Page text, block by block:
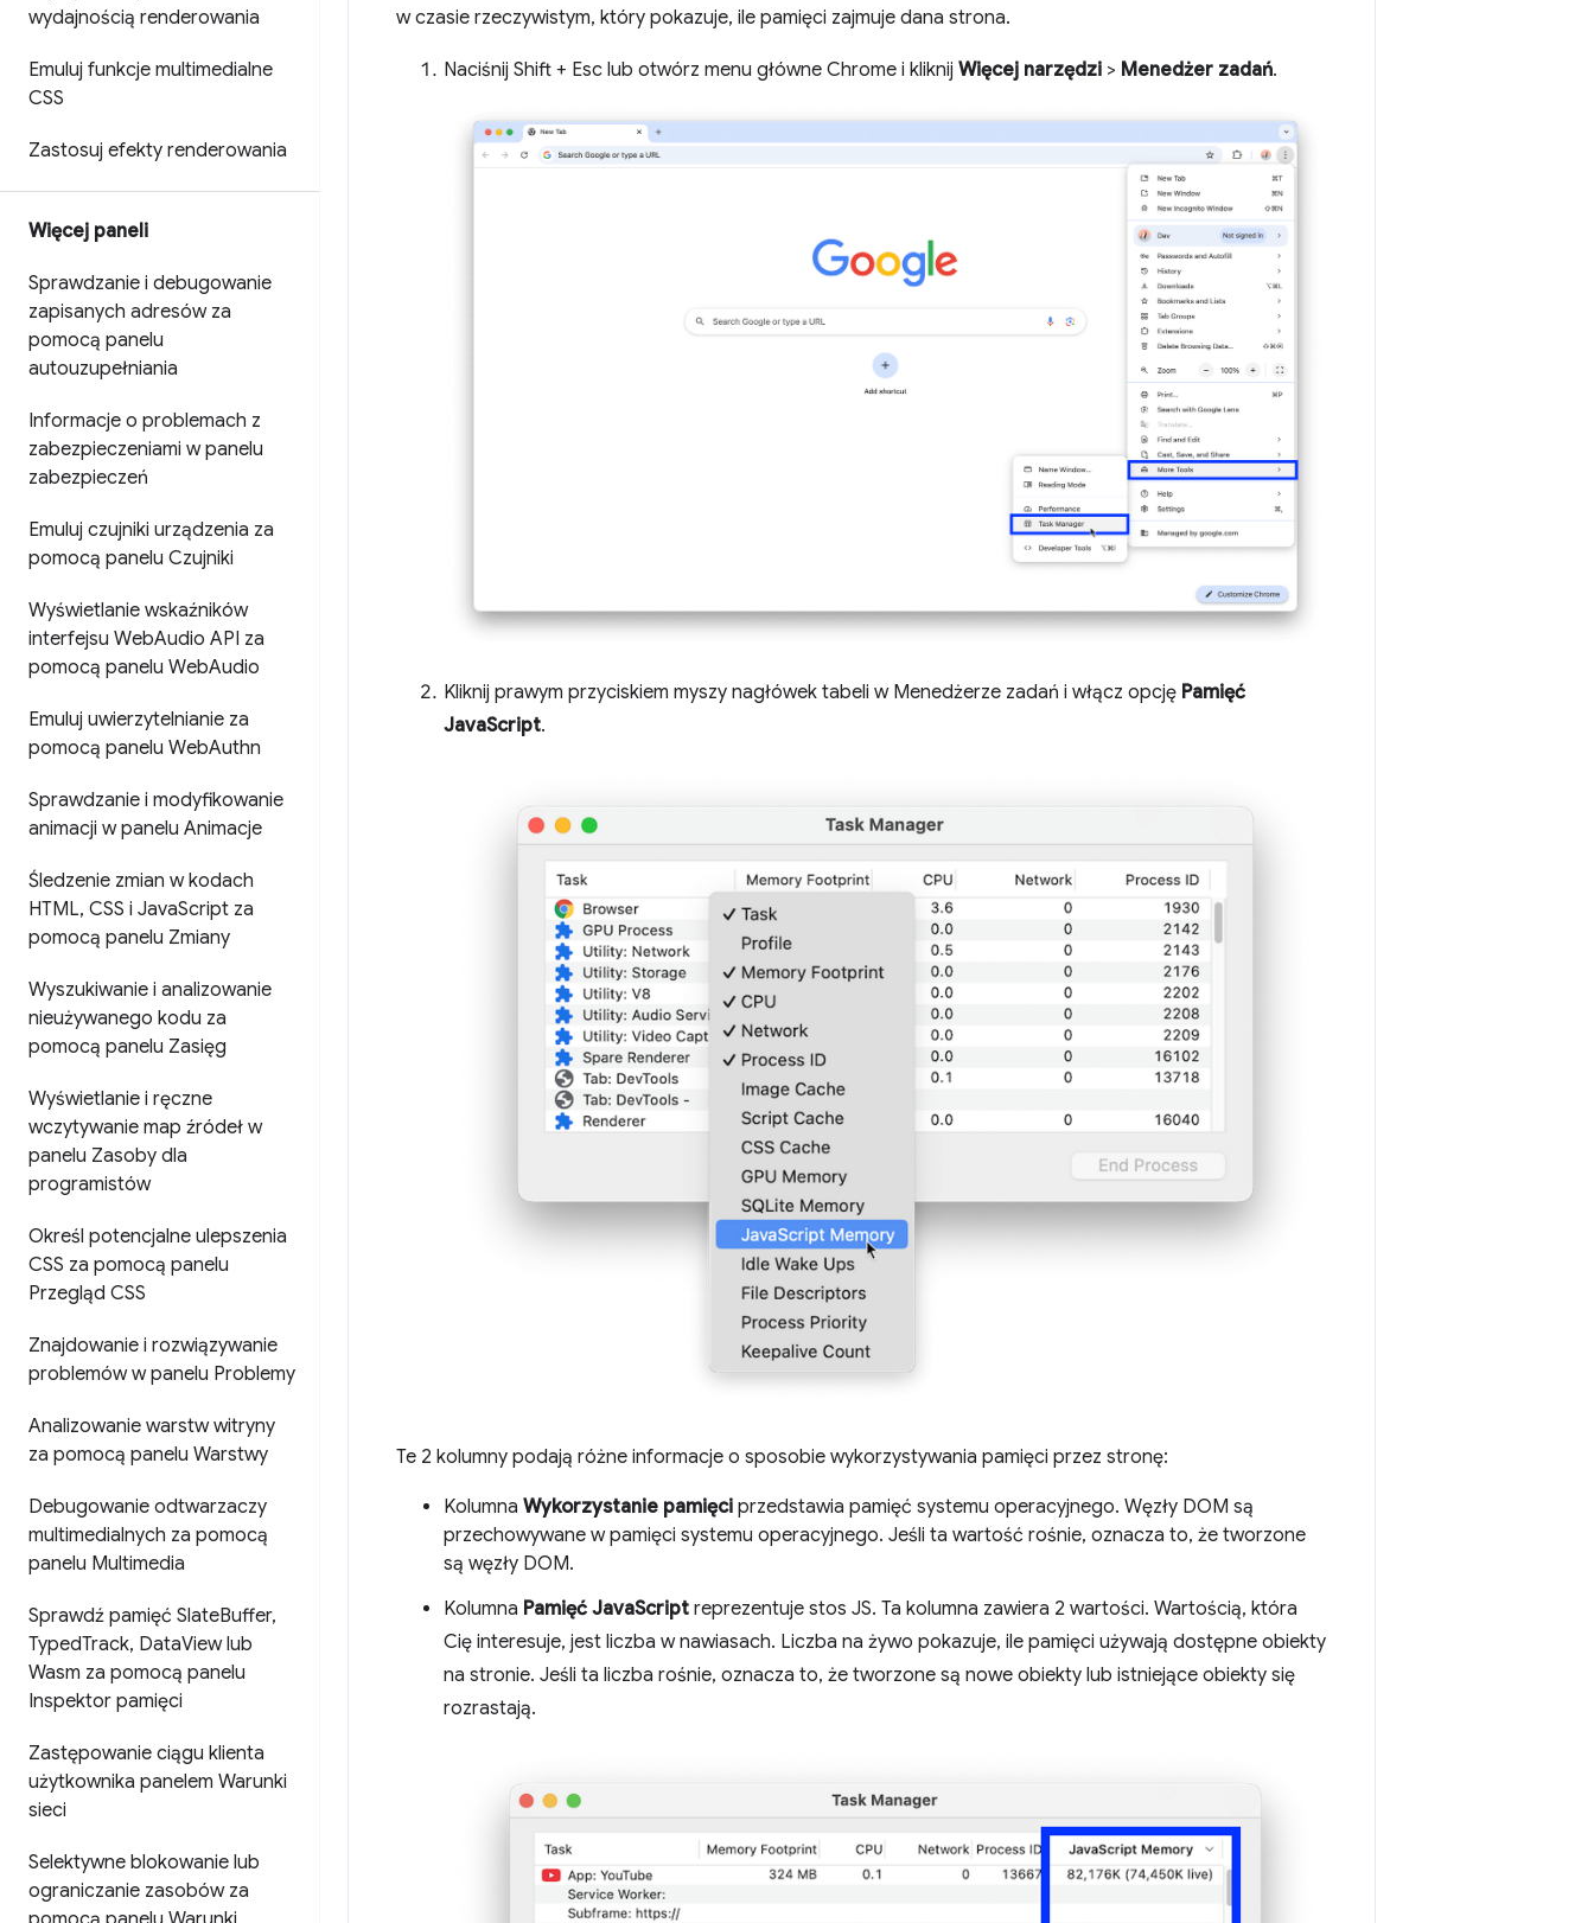
wydajnością renderowania
Emuluj funkcje multimedialne
CSS
Zastosuj efekty renderowania
Więcej paneli
Sprawdzanie i debugowanie
zapisanych adresów za
pomocą panelu
autouzupełniania
Informacje o problemach z
zabezpieczeniami w panelu
zabezpieczeń
Emuluj czujniki urządzenia za
pomocą panelu Czujniki
Wyświetlanie wskaźników
interfejsu WebAudio API za
pomocą panelu WebAudio
Emuluj uwierzytelnianie za
pomocą panelu WebAuthn
Sprawdzanie i modyfikowanie
animacji w panelu Animacje
Śledzenie zmian w kodach
HTML, CSS i JavaScript za
pomocą panelu Zmiany
Wyszukiwanie i analizowanie
nieużywanego kodu za
pomocą panelu Zasięg
Wyświetlanie i ręczne
wczytywanie map źródeł w
panelu Zasoby dla
programistów
Określ potencjalne ulepszenia
CSS za pomocą panelu
Przegląd CSS
Znajdowanie i rozwiązywanie
problemów w panelu Problemy
Analizowanie warstw witryny
za pomocą panelu Warstwy
Debugowanie odtwarzaczy
multimedialnych za pomocą
panelu Multimedia
Sprawdź pamięć SlateBuffer,
TypedTrack, DataView lub
Wasm za pomocą panelu
Inspektor pamięci
Zastępowanie ciągu klienta
użytkownika panelem Warunki
sieci
Selektywne blokowanie lub
ograniczanie zasobów za
w czasie rzeczywistym, który pokazuje, ile pamięci zajmuje dana strona.
Naciśnij Shift + Esc lub otwórz menu główne Chrome i kliknij Więcej narzędzi > Menedżer zadań.
Kliknij prawym przyciskiem myszy nagłówek tabeli w Menedżerze zadań i włącz opcję Pamięć
JavaScript.
Te 2 kolumny podają różne informacje o sposobie wykorzystywania pamięci przez stronę:
Kolumna Wykorzystanie pamięci przedstawia pamięć systemu operacyjnego. Węzły DOM są
przechowywane w pamięci systemu operacyjnego. Jeśli ta wartość rośnie, oznacza to, że tworzone
są węzły DOM.
Kolumna Pamięć JavaScript reprezentuje stos JS. Ta kolumna zawiera 2 wartości. Wartością, która
Cię interesuje, jest liczba w nawiasach. Liczba na żywo pokazuje, ile pamięci używają dostępne obiekty
na stronie. Jeśli ta liczba rośnie, oznacza to, że tworzone są nowe obiekty lub istniejące obiekty się
rozrastają.